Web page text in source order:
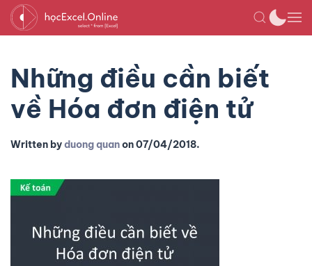
Những điều cần biết
về Hóa đơn điện tử
Written byduong quanon07/04/2018.